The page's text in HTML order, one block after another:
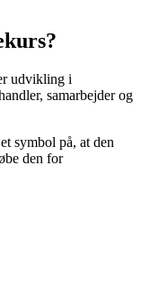
udvikling i
samarbejder og
symbol på, at den
den for